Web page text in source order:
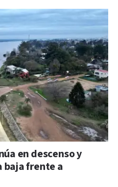
en descenso y
baja frente a